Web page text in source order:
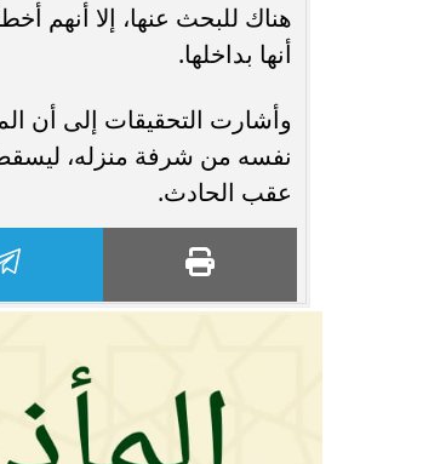
هناك للبحث عنها، إلا أنهم
أنها بداخلها.
وأشارت التحقيقات إلى أن
نفسه من شرفة منزله، ليسقط
عقب الحادث.